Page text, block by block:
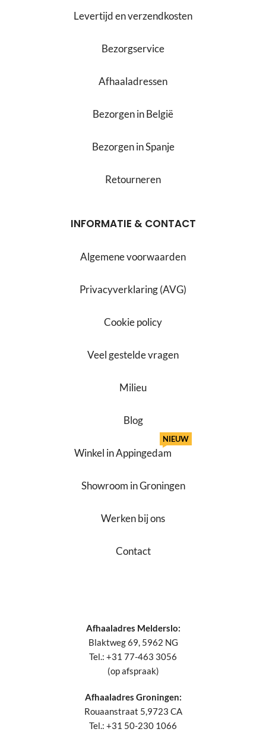
Levertijd en verzendkosten
Bezorgservice
Afhaaladressen
Bezorgen in België
Bezorgen in Spanje
Retourneren
INFORMATIE & CONTACT
Algemene voorwaarden
Privacyverklaring (AVG)
Cookie policy
Veel gestelde vragen
Milieu
Blog
Winkel in Appingedam
NIEUW
Showroom in Groningen
Werken bij ons
Contact
Afhaaladres Melderslo:
Blaktweg 69, 5962 NG
Tel.: +31 77-463 3056
(op afspraak)
Afhaaladres Groningen:
Rouaanstraat 5,9723 CA
Tel.: +31 50-230 1066